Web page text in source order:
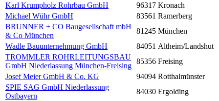
Karl Krumpholz Rohrbau GmbH
96317 Kronach
Michael Wühr GmbH
83561 Ramerberg
BRUNNER + CO Baugesellschaft mbH
& Co München
81245 München
Wadle Bauunternehmung GmbH
84051 Altheim/Landshut
TROMMLER ROHRLEITUNGSBAU
GmbH Niederlassung München-Freising
85356 Freising
Josef Meier GmbH & Co. KG
94094 Rotthalmünster
SPIE SAG GmbH Niederlassung
Ostbayern
84030 Ergolding